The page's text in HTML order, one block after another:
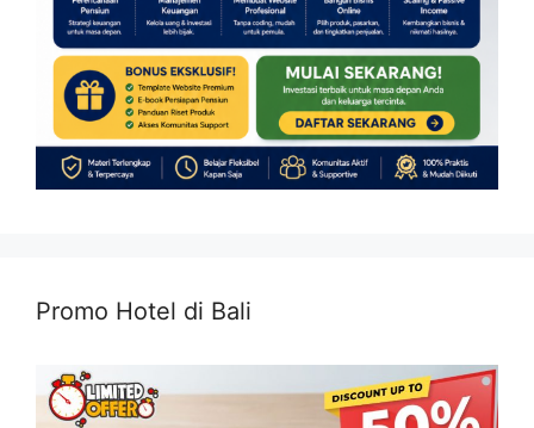
Promo Hotel di Bali